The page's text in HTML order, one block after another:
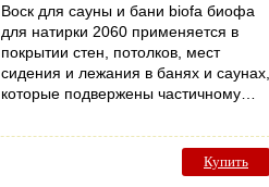
Воск для сауны и бани biofa биофа
для натирки 2060 применяется в
покрытии стен, потолков, мест
сидения и лежания в банях и саунах,
которые подвержены частичному…
Купить